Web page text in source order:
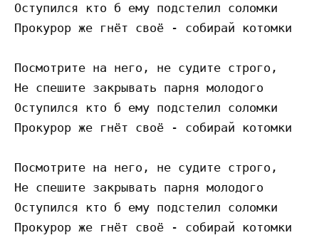
Оступился кто б ему подстелил соломки
Прокурор же гнёт своё - собирай котомки
Посмотрите на него, не судите строго,
Не спешите закрывать парня молодого
Оступился кто б ему подстелил соломки
Прокурор же гнёт своё - собирай котомки
Посмотрите на него, не судите строго,
Не спешите закрывать парня молодого
Оступился кто б ему подстелил соломки